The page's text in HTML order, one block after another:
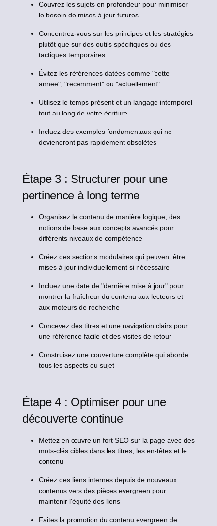
Couvrez les sujets en profondeur pour minimiser
le besoin de mises à jour futures
Concentrez-vous sur les principes et les stratégies
plutôt que sur des outils spécifiques ou des
tactiques temporaires
Évitez les références datées comme "cette
année", "récemment" ou "actuellement"
Utilisez le temps présent et un langage intemporel
tout au long de votre écriture
Incluez des exemples fondamentaux qui ne
deviendront pas rapidement obsolètes
Étape 3 : Structurer pour une
pertinence à long terme
Organisez le contenu de manière logique, des
notions de base aux concepts avancés pour
différents niveaux de compétence
Créez des sections modulaires qui peuvent être
mises à jour individuellement si nécessaire
Incluez une date de "dernière mise à jour" pour
montrer la fraîcheur du contenu aux lecteurs et
aux moteurs de recherche
Concevez des titres et une navigation clairs pour
une référence facile et des visites de retour
Construisez une couverture complète qui aborde
tous les aspects du sujet
Étape 4 : Optimiser pour une
découverte continue
Mettez en œuvre un fort SEO sur la page avec des
mots-clés cibles dans les titres, les en-têtes et le
contenu
Créez des liens internes depuis de nouveaux
contenus vers des pièces evergreen pour
maintenir l'équité des liens
Faites la promotion du contenu evergreen de